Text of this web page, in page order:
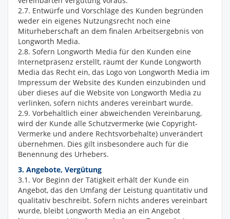
2.7. Entwürfe und Vorschläge des Kunden begründen
weder ein eigenes Nutzungsrecht noch eine
Miturheberschaft an dem finalen Arbeitsergebnis von
Longworth Media.
2.8. Sofern Longworth Media für den Kunden eine
Internetpräsenz erstellt, räumt der Kunde Longworth
Media das Recht ein, das Logo von Longworth Media im
Impressum der Website des Kunden einzubinden und
über dieses auf die Website von Longworth Media zu
verlinken, sofern nichts anderes vereinbart wurde.
2.9. Vorbehaltlich einer abweichenden Vereinbarung,
wird der Kunde alle Schutzvermerke (wie Copyright-
Vermerke und andere Rechtsvorbehalte) unverändert
übernehmen. Dies gilt insbesondere auch für die
Benennung des Urhebers.
3. Angebote, Vergütung
3.1. Vor Beginn der Tätigkeit erhält der Kunde ein
Angebot, das den Umfang der Leistung quantitativ und
qualitativ beschreibt. Sofern nichts anderes vereinbart
wurde, bleibt Longworth Media an ein Angebot